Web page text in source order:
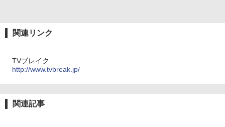
関連リンク
TVブレイク
http://www.tvbreak.jp/
関連記事